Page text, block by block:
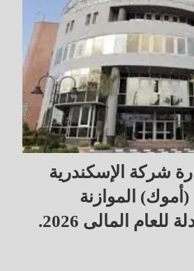
شركة الإسكندرية
(أموك) الموازنة
المالى 2026.